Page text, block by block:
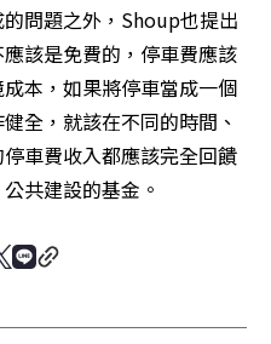
問題之外，Shoup也提出
該是免費的，停車費應該
本，如果將停車當成一個
全，就該在不同的時間、
車費收入都應該完全回饋
共建設的基金。